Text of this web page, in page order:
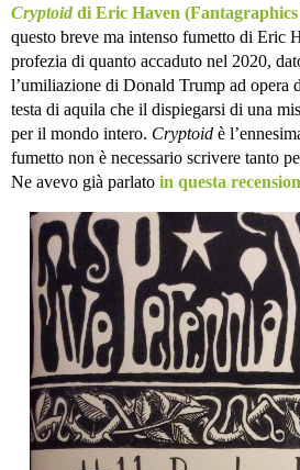
Cryptoiddi Eric Haven (Fantagraphics
questo breve ma intenso fumetto di Eric
profezia di quanto accaduto nel 2020,
l’umiliazione di Donald Trump ad opera
testa di aquila che il dispiegarsi di una
per il mondo intero. Cryptoid è
fumetto non è necessario scrivere tanto
Ne avevo già parlato in questa